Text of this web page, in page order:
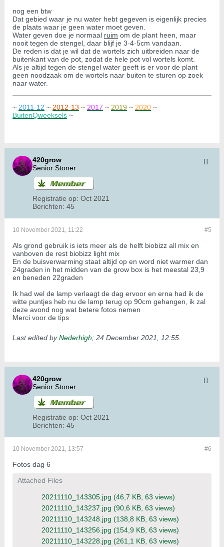
nog een btw
Dat gebied waar je nu water hebt gegeven is eigenlijk precies
de plaats waar je geen water moet geven.
Water geven doe je normaal ruim om de plant heen, maar
nooit tegen de stengel, daar blijf je 3-4-5cm vandaan.
De reden is dat je wil dat de wortels zich uitbreiden naar de
buitenkant van de pot, zodat de hele pot vol wortels komt.
Als je altijd tegen de stengel water geeft is er voor de plant
geen noodzaak om de wortels naar buiten te sturen op zoek
naar water.
~ 2011-12 ~ 2012-13 ~ 2017 ~ 2019 ~ 2020 ~
BuitenQweeksels ~
420grow
Senior Stoner
Registratie op: Oct 2021
Berichten: 45
#5
10 November 2021, 11:22
Als grond gebruik is iets meer als de helft biobizz all mix en
vanboven de rest biobizz light mix
En de buisverwarming staat altijd op en word niet warmer dan
24graden in het midden van de grow box is het meestal 23,9
en beneden 22graden
Ik had wel de lamp verlaagt de dag ervoor en erna had ik de
witte puntjes heb nu de lamp terug op 90cm gehangen, ik zal
deze avond nog wat betere fotos nemen
Merci voor de tips
Last edited byNederhigh; 24 December 2021, 12:55
420grow
Senior Stoner
Registratie op: Oct 2021
Berichten: 45
#6
10 November 2021, 13:57
Fotos dag 6
Attached Files
20211110_143305.jpg (46,7 KB, 63 views)
20211110_143237.jpg (90,6 KB, 63 views)
20211110_143248.jpg (138,8 KB, 63 views)
20211110_143256.jpg (154,9 KB, 63 views)
20211110_143228.jpg (261,1 KB, 63 views)